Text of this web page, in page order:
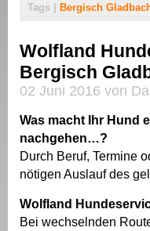
Tags | Bergisch
Wolfland
Bergisch
02 Juni 2016 von
Was macht Ihr Hund
nachgehen…?
Durch Beruf, Termine
nötigen Auslauf des
Wolfland
Bei wechselnden